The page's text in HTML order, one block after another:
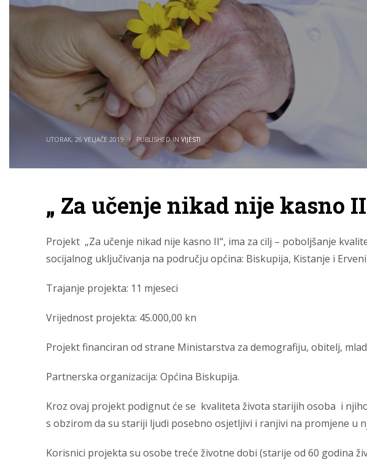
UTORAK, 26 VELJAČE 2019 / PUBLISHED IN VIJESTI
„ Za učenje nikad nije kasno II
Projekt „Za učenje nikad nije kasno II“, ima za cilj – poboljšanje
socijalnog uključivanja na području općina: Biskupija, Kistanje i
Trajanje projekta: 11 mjeseci
Vrijednost projekta: 45.000,00 kn
Projekt financiran od strane Ministarstva za demografiju, obitelj,
Partnerska organizacija: Općina Biskupija.
Kroz ovaj projekt podignut će se kvaliteta života starijih osoba i
s obzirom da su stariji ljudi posebno osjetljivi i ranjivi na promjene u
Korisnici projekta su osobe treće životne dobi (starije od 60 godina